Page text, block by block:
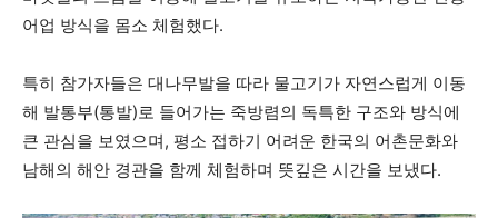
어업 방식을 몸소 체험했다.
특히 참가자들은 대나무발을 따라 물고기가 자연스럽게 이동
해 발통부(통발)로 들어가는 죽방렴의 독특한 구조와 방식에
큰 관심을 보였으며, 평소 접하기 어려운 한국의 어촌문화와
남해의 해안 경관을 함께 체험하며 뜻깊은 시간을 보냈다.